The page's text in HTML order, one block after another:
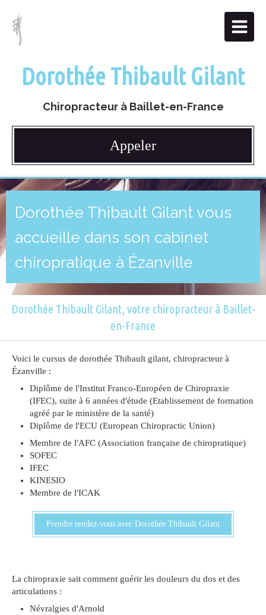
Dorothée Thibault Gilant
Chiropracteur à Baillet-en-France
Appeler
Dorothée Thibault Gilant vous
accueille dans son cabinet
chiropratique à Ézanville
Dorothée Thibault Gilant, votre chiropracteur à Baillet-
en-France
Voici le cursus de dorothée Thibault gilant, chiropracteur à
Ézanville :
Diplôme de l'Institut Franco-Européen de Chiropraxie
(IFEC), suite à 6 années d'étude (Etablissement de formation
agréé par le ministère de la santé)
Diplôme de l'ECU (European Chiropractic Union)
Membre de l'AFC (Association française de chiropratique)
SOFEC
IFEC
KINESIO
Membre de l'ICAK
Prendre rendez-vous avec Dorothée Thibault Gilant
La chiropraxie sait comment guérir les douleurs du dos et des
articulations :
Névralgies d'Arnold